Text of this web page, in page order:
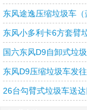
东风途逸压缩垃圾车
东风小多利卡6方套臂
国六东风D9自卸式垃
东风D9压缩垃圾车发
26台勾臂式垃圾车送